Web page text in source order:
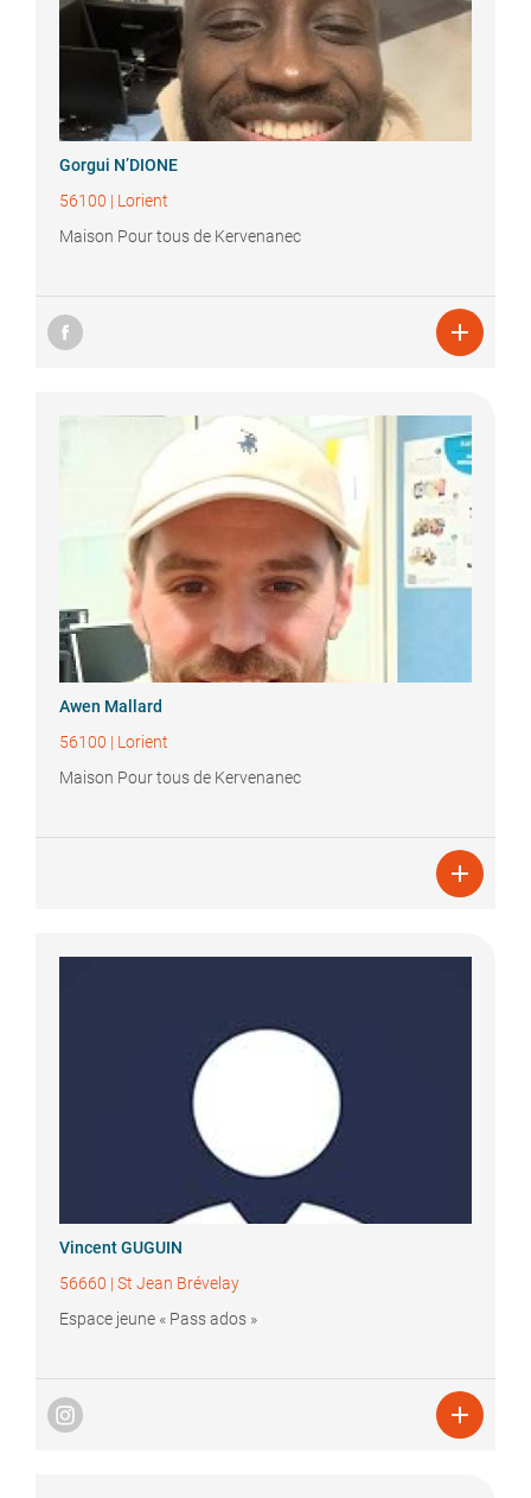
Gorgui N’DIONE
56100 | Lorient
Maison Pour tous de Kervenanec

Awen Mallard
56100 | Lorient
Maison Pour tous de Kervenanec

VincentGUGUIN
56660 | St Jean Brévelay
Espace jeune « Pass ados »
